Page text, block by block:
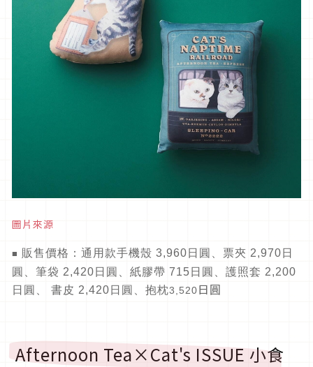
圖片來源
■ 販售價格：通用款手機殼 3,960日圓、票夾 2,970日
圓、筆袋 2,420日圓、紙膠帶 715日圓、 護照套 2,200
日圓、 書皮 2,420日圓
、抱枕3,520日圓
Afternoon Tea×Cat's ISSUE 小食